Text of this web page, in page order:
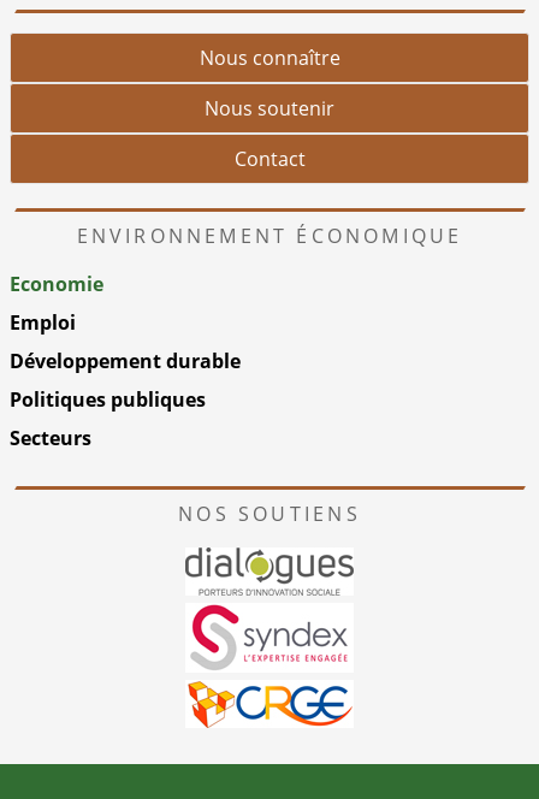
Nous connaître
Nous soutenir
Contact
ENVIRONNEMENT ÉCONOMIQUE
Economie
Emploi
Développement durable
Politiques publiques
Secteurs
NOS SOUTIENS